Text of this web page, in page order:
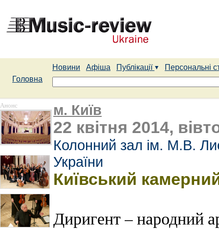
Новини Афіша Публікації
Персональні
Головна
Анонс м. Київ
22 квітня 2014,
Колонний зал ім. М.В.
України
Київський
Диригент –